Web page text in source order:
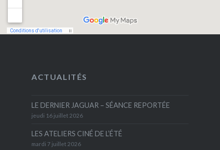
ACTUALITÉS
LE DERNIER JAGUAR – SÉANCE REPORTÉE
jeudi 16 juillet 2026
LES ATELIERS CINÉ DE L’ÉTÉ
mardi 7 juillet 2026